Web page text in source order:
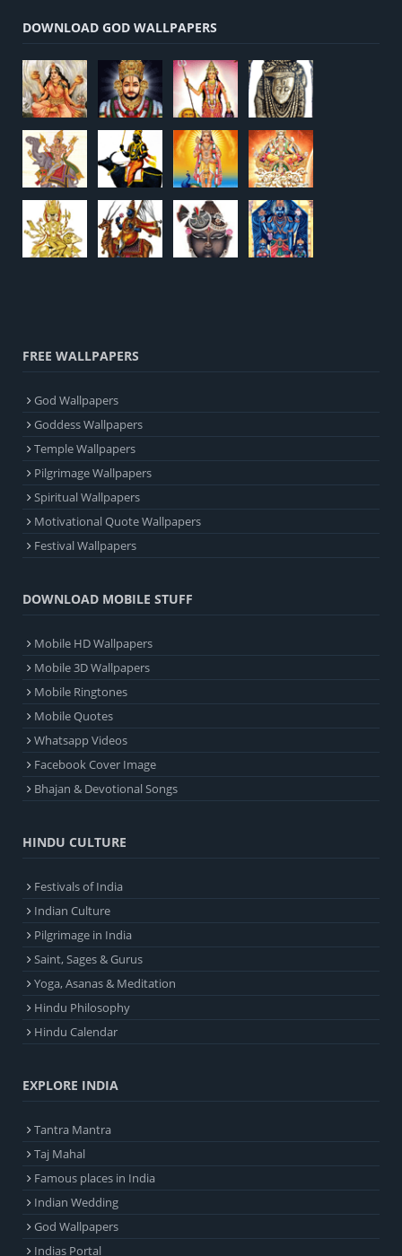
DOWNLOAD GOD WALLPAPERS
FREE WALLPAPERS
God Wallpapers
Goddess Wallpapers
Temple Wallpapers
Pilgrimage Wallpapers
Spiritual Wallpapers
Motivational Quote Wallpapers
Festival Wallpapers
DOWNLOAD MOBILE STUFF
Mobile HD Wallpapers
Mobile 3D Wallpapers
Mobile Ringtones
Mobile Quotes
Whatsapp Videos
Facebook Cover Image
Bhajan & Devotional Songs
HINDU CULTURE
Festivals of India
Indian Culture
Pilgrimage in India
Saint, Sages & Gurus
Yoga, Asanas & Meditation
Hindu Philosophy
Hindu Calendar
EXPLORE INDIA
Tantra Mantra
Taj Mahal
Famous places in India
Indian Wedding
God Wallpapers
Indias Portal